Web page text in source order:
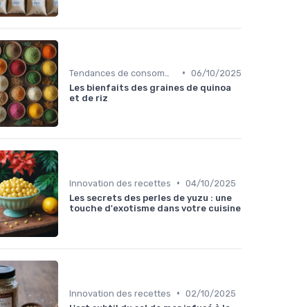
• 06/10/2025
Les bienfaits des graines de quinoa
et de riz
Innovation des recettes • 04/10/2025
Les secrets des perles de yuzu : une
touche d'exotisme dans votre cuisine
Innovation des recettes • 02/10/2025